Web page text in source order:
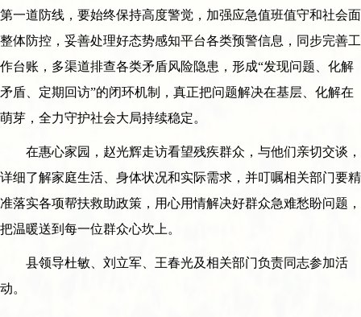
第一道防线，要始终保持高度警觉，加强应急值班值守和社会面
整体防控，妥善处理好态势感知平台各类预警信息，同步完善工
作台账，多渠道排查各类矛盾风险隐患，形成“发现问题、化解
矛盾、定期回访”的闭环机制，真正把问题解决在基层、化解在
萌芽，全力守护社会大局持续稳定。
在惠心家园，赵光辉走访看望残疾群众，与他们亲切交谈，
详细了解家庭生活、身体状况和实际需求，并叮嘱相关部门要精
准落实各项帮扶救助政策，用心用情解决好群众急难愁盼问题，
把温暖送到每一位群众心坎上。
县领导杜敏、刘立军、王春光及相关部门负责同志参加活
动。